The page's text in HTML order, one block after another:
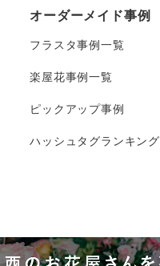
オーダーメイド事例
フラスタ事例一覧
楽屋花事例一覧
ピックアップ事例
ハッシュタグランキング